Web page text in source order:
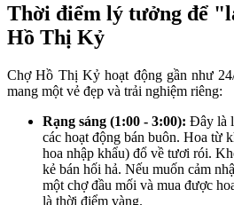
Thời điểm lý tưởng để
Hồ Thị Kỷ
Chợ Hồ Thị Kỷ hoạt động gần như
mang một vẻ đẹp và trải nghiệm riêng:
Rạng sáng (1:00 - 3:00): Đây là
các hoạt động bán buôn. Hoa từ
hoa nhập khẩu) đổ về tươi rói.
kẻ bán hối hả. Nếu muốn cảm
một chợ đầu mối và mua được
là thời điểm vàng.